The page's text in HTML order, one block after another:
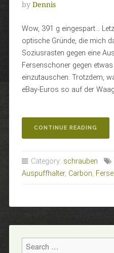
by Dennis
Wow, 391 g eingespart…
optische Gründe, die mich
Soziusrasten gegen eine
Fersenschoner gegen
einzutauschen. Trotzdem,
eBay-Euros so auf der
CONTINUE READING
Category: schrauben
Auspuffhalter, Carbon,